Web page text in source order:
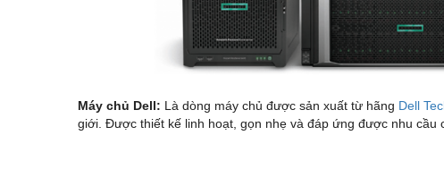
Máy chủ Dell: Là dòng máy chủ được sản xuất từ hãng Dell
giới. Được thiết kế linh hoạt, gọn nhẹ và đáp ứng được nhu cầu